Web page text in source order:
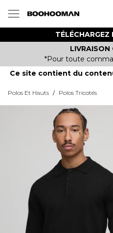
TÉLÉCHARGEZ
LIVRAISON
*Pour toute
Ce site contient du
Polos Et Hauts / Polos Tricotés